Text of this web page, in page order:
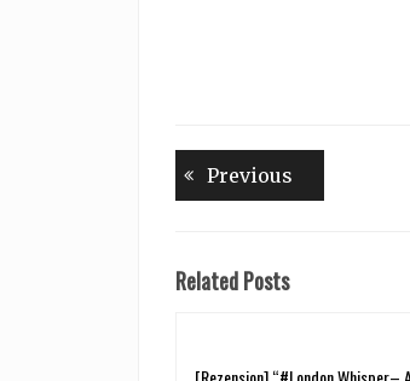
Beitragsnavigation
Previous
Related Posts